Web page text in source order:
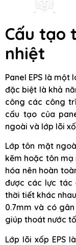
Cấu tạo
nhiệt
Panel EPS là
đặc biệt là khả
công các công
cấu tạo của
ngoài và lớp lõi
Lớp tôn mặt
kẽm hoặc tôn mạ
hóa nên hoàn
được các lực tác
thời tiết khác
0.7mm và có
giúp thoát nước
Lớp lõi xốp EPS